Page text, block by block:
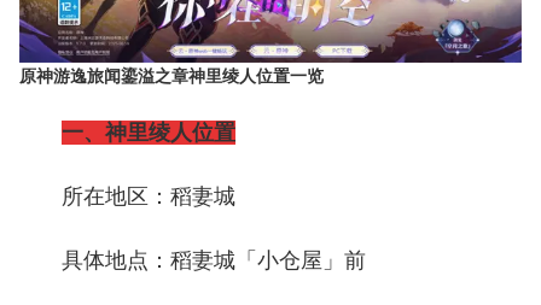
原神游逸旅闻鎏溢之章神里绫人位置一览
一、神里绫人位置
所在地区：稻妻城
具体地点：稻妻城「小仓屋」前